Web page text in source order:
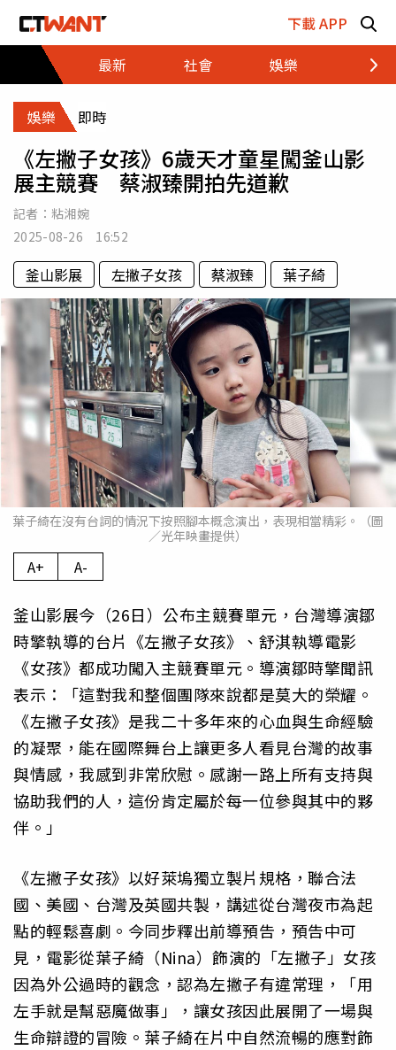
下載 APP
最新
社會 娛樂 財經
娛樂 即時
《左撇子女孩》6歲天才童星闖釜山影
展主競賽 蔡淑臻開拍先道歉
記者： 粘湘婉
2025-08-26 16:52
釜山影展 左撇子女孩 蔡淑臻 葉子綺
葉子綺在沒有台詞的情況下按照腳本概念演出，表現相當精彩。（圖
／光年映畫提供）
A+ A-
釜山影展今（26日）公布主競賽單元，台灣導演鄒
時擎執導的台片《左撇子女孩》、舒淇執導電影
《女孩》都成功闖入主競賽單元。導演鄒時擎聞訊
表示：「這對我和整個團隊來說都是莫大的榮耀。
《左撇子女孩》是我二十多年來的心血與生命經驗
的凝聚，能在國際舞台上讓更多人看見台灣的故事
與情感，我感到非常欣慰。感謝一路上所有支持與
協助我們的人，這份肯定屬於每一位參與其中的夥
伴。」
《左撇子女孩》以好萊塢獨立製片規格，聯合法
國、美國、台灣及英國共製，講述從台灣夜市為起
點的輕鬆喜劇。今同步釋出前導預告，預告中可
見，電影從葉子綺（Nina）飾演的「左撇子」女孩
因為外公過時的觀念，認為左撇子有違常理，「用
左手就是幫惡魔做事」，讓女孩因此展開了一場與
生命辯證的冒險。葉子綺在片中自然流暢的應對飾